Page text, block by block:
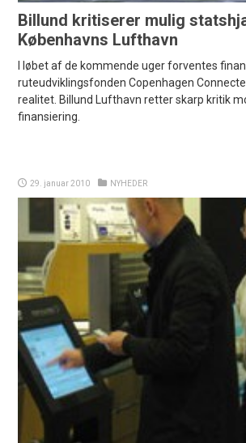
Billund kritiserer mulig
Københavns Lufthavn
I løbet af de kommende uger forventes
ruteudviklingsfonden Copenhagen
realitet. Billund Lufthavn retter skarp kritik
finansiering.
29. januar 2010 NYHEDER